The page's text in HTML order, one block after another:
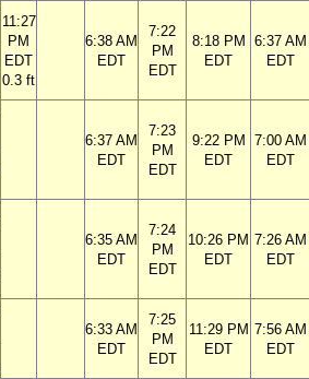
11:27
PM
EDT
0.3 ft
6:38 AM
EDT
7:22
PM
EDT
8:18 PM
EDT
6:37 AM
EDT
6:37 AM
EDT
7:23
PM
EDT
9:22 PM
EDT
7:00 AM
EDT
6:35 AM
EDT
7:24
PM
EDT
10:26 PM
EDT
7:26 AM
EDT
6:33 AM
EDT
7:25
PM
EDT
11:29 PM
EDT
7:56 AM
EDT